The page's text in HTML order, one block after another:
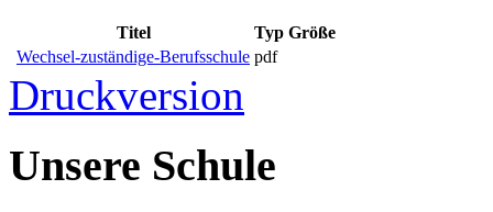
Titel Typ Größe
Wechsel-zuständige-Berufsschule pdf
Druckversion
Unsere Schule